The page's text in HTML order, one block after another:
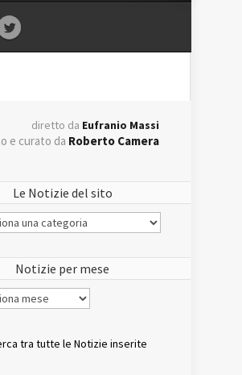
diretto da Eufranio Massi
e curato da Roberto Camera
Le Notizie del sito
Notizie per mese
tra tutte le Notizie inserite